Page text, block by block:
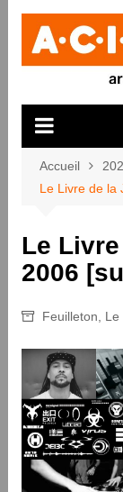
Aller
contenu
Accueil
Le Livre de la
Le
2006
Feuilleton, Le